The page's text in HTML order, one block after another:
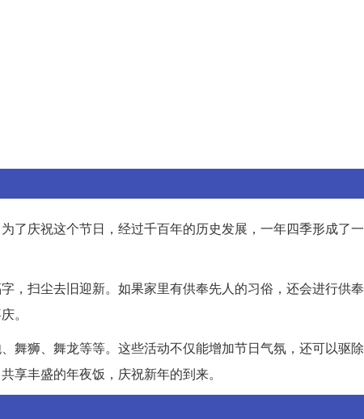
了庆祝这个节日，经过千百年的历史发展，一年四季形成了一
，扫尘去旧迎新。如果家里有供奉先人的习俗，还会进行供奉
。
舞狮、舞龙等等。这些活动不仅能增加节日气氛，还可以驱除
享丰盛的年夜饭，庆祝新年的到来。